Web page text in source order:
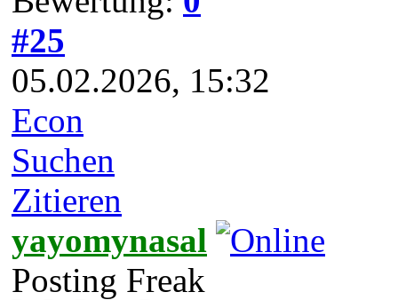
#25
05.02.2026, 15:32
Econ
Suchen
Zitieren
yayomynasal
Posting Freak